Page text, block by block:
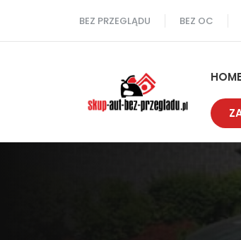
treści
BEZ PRZEGLĄDU BEZ OC
HOME